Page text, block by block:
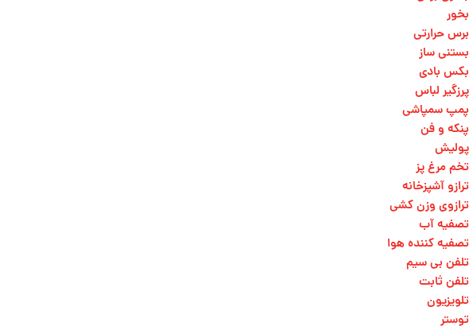
بخور
برس حرارتی
بستنی ساز
بکس بادی
پرزگیر لباس
پمپ سمپاشی
پنکه و فن
پولیش
تخم مرغ پز
ترازو آشپزخانه
ترازوی وزن کشی​
تصفیه آب
تصفیه کننده هوا
تلفن بی سیم
تلفن ثابت
تلویزیون
توستر